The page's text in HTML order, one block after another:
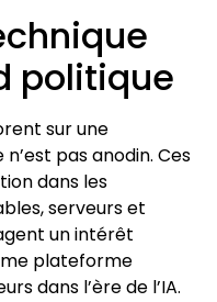
politique
sur une
pas anodin. Ces
dans les
serveurs et
un intérêt
plateforme
dans l’ère de l’IA.